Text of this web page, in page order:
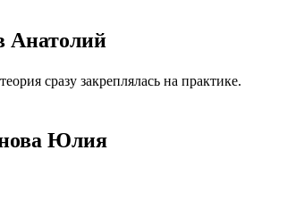
Анатолий
сразу закреплялась на практике.
Юлия